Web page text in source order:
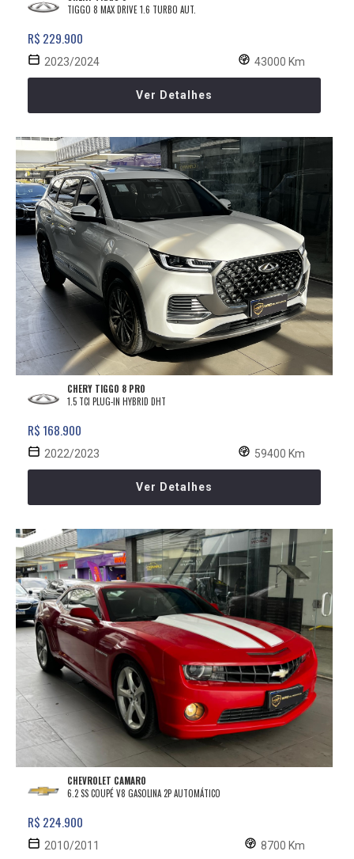
TIGGO 8 MAX DRIVE 1.6 TURBO AUT.
R$ 229.900
2023/2024 43000 Km
Ver Detalhes
CHERY TIGGO 8 PRO
1.5 TCI PLUG-IN HYBRID DHT
R$ 168.900
2022/2023 59400 Km
Ver Detalhes
CHEVROLET CAMARO
6.2 SS COUPÉ V8 GASOLINA 2P AUTOMÁTICO
R$ 224.900
2010/2011 8700 Km